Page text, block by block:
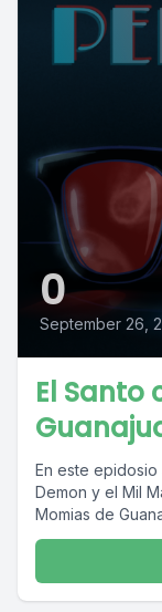
0
September 26,
El Santo
En este epidosio
Demon y el Mil
Momias de